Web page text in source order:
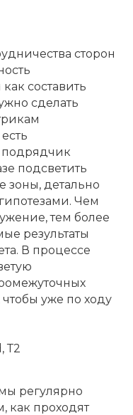
сторон
составить
сделать
подсветить
зоны, детально
Чем
тем более
результаты
В процессе
чтобы уже по ходу
Т2
регулярно
как проходят